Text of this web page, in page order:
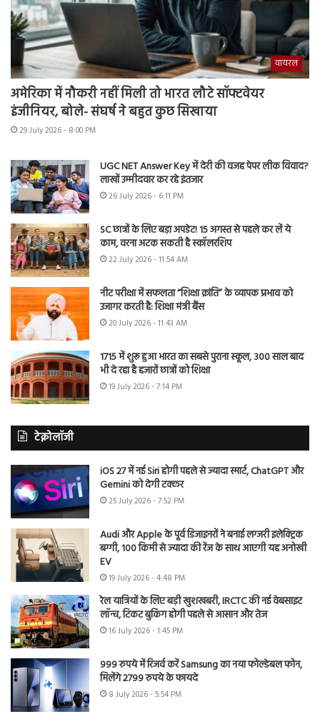
वायरल
अमेरिका में नौकरी नहीं मिली तो भारत लौटे सॉफ्टवेयर
इंजीनियर, बोले- संघर्ष ने बहुत कुछ सिखाया
29 July 2026 - 8:00 PM
UGC NET Answer Key में देरी की वजह पेपर लीक विवाद?
लाखों उम्मीदवार कर रहे इंतजार
26 July 2026 - 6:11 PM
SC छात्रों के लिए बड़ा अपडेट! 15 अगस्त से पहले कर लें ये
काम, वरना अटक सकती है स्कॉलरशिप
22 July 2026 - 11:54 AM
नीट परीक्षा में सफलता “शिक्षा क्रांति” के व्यापक प्रभाव को
उजागर करती है: शिक्षा मंत्री बैंस
20 July 2026 - 11:43 AM
1715 में शुरू हुआ भारत का सबसे पुराना स्कूल, 300 साल बाद
भी दे रहा है हजारों छात्रों को शिक्षा
19 July 2026 - 7:14 PM
टेक्नोलॉजी
iOS 27 में नई Siri होगी पहले से ज्यादा स्मार्ट, ChatGPT और
Gemini को देगी टक्कर
25 July 2026 - 7:52 PM
Audi और Apple के पूर्व डिजाइनरों ने बनाई लग्जरी इलेक्ट्रिक
बग्गी, 100 किमी से ज्यादा की रेंज के साथ आएगी यह अनोखी
EV
19 July 2026 - 4:48 PM
रेल यात्रियों के लिए बड़ी खुशखबरी, IRCTC की नई वेबसाइट
लॉन्च, टिकट बुकिंग होगी पहले से आसान और तेज
16 July 2026 - 1:45 PM
999 रुपये में रिजर्व करें Samsung का नया फोल्डेबल फोन,
मिलेंगे 2799 रुपये के फायदे
8 July 2026 - 5:54 PM